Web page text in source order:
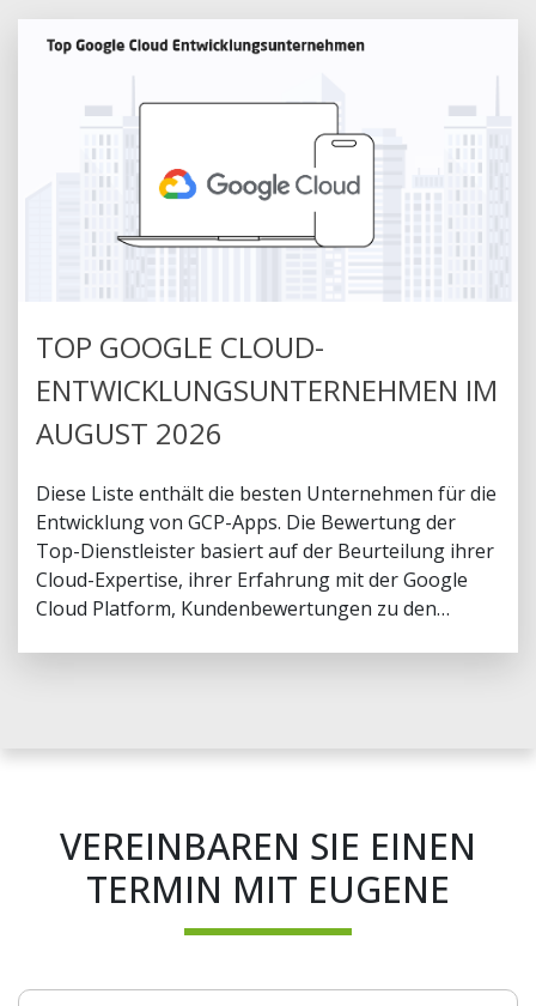
TOP GOOGLE CLOUD-
ENTWICKLUNGSUNTERNEHMEN IM
AUGUST 2026
Diese Liste enthält die besten Unternehmen für die
Entwicklung von GCP-Apps. Die Bewertung der
Top-Dienstleister basiert auf der Beurteilung ihrer
Cloud-Expertise, ihrer Erfahrung mit der Google
Cloud Platform, Kundenbewertungen zu den
VEREINBAREN SIE EINEN
TERMIN MIT EUGENE